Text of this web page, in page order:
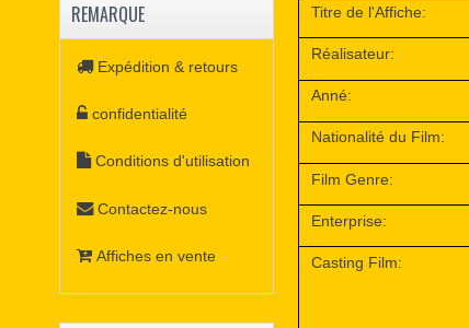
Titre de l'Affiche:
Réalisateur:
Anné:
Nationalité du Film:
Film Genre:
Enterprise:
Casting Film:
REMARQUE
Expédition & retours
confidentialité
Conditions d'utilisation
Contactez-nous
Affiches en vente